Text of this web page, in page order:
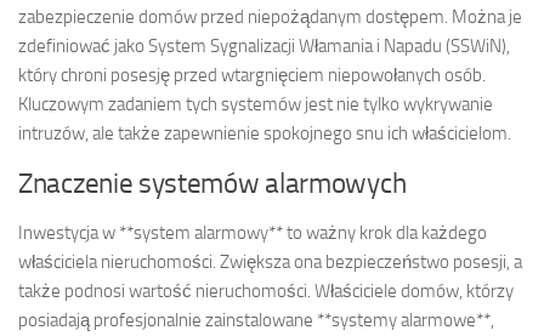
zabezpieczenie domów przed niepożądanym dostępem. Można je
zdefiniować jako System Sygnalizacji Włamania i Napadu (SSWiN),
który chroni posesję przed wtargnięciem niepowołanych osób.
Kluczowym zadaniem tych systemów jest nie tylko wykrywanie
intruzów, ale także zapewnienie spokojnego snu ich właścicielom.
Znaczenie systemów alarmowych
Inwestycja w **system alarmowy** to ważny krok dla każdego
właściciela nieruchomości. Zwiększa ona bezpieczeństwo posesji, a
także podnosi wartość nieruchomości. Właściciele domów, którzy
posiadają profesjonalnie zainstalowane **systemy alarmowe**,